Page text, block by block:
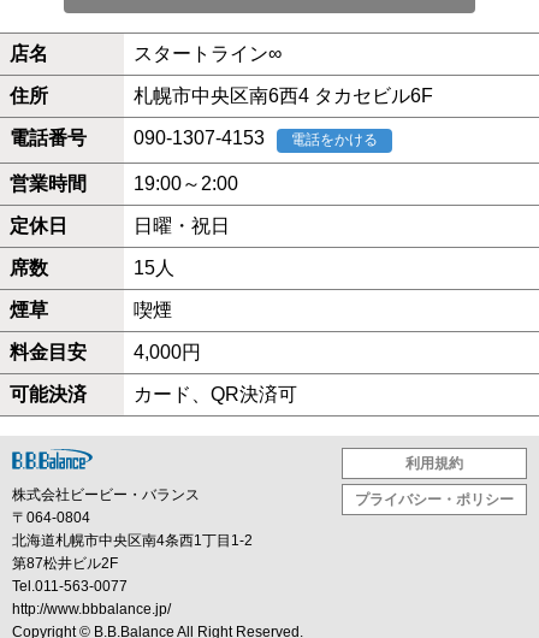
店名 スタートライン∞
住所 札幌市中央区南6西4 タカセビル6F
電話番号 090-1307-4153 電話をかける
営業時間 19:00～2:00
定休日 日曜・祝日
席数 15人
煙草 喫煙
料金目安 4,000円
可能決済 カード、QR決済可
株式会社ビービー・バランス
〒064-0804
北海道札幌市中央区南4条西1丁目1-2
第87松井ビル2F
Tel.011-563-0077
http://www.bbbalance.jp/
Copyright © B.B.Balance All Right Reserved.
利用規約
プライバシー・ポリシー